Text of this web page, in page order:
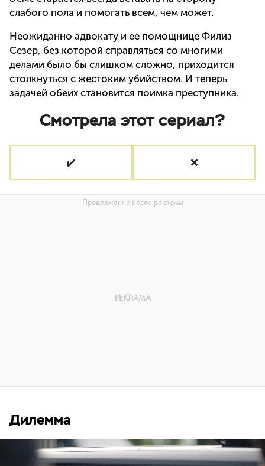
слабого пола и помогать всем, чем может.
Неожиданно адвокату и ее помощнице Филиз
Сезер, без которой справляться со многими
делами было бы слишком сложно, приходится
столкнуться с жестоким убийством. И теперь
задачей обеих становится поимка преступника.
Смотрела этот сериал?
✔️ ❌
Дилемма